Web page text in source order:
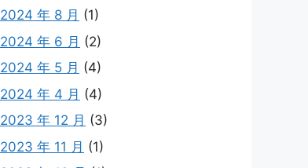
2024 年 8 月 (1)
2024 年 6 月 (2)
2024 年 5 月 (4)
2024 年 4 月 (4)
2023 年 12 月 (3)
2023 年 11 月 (1)